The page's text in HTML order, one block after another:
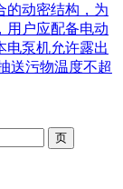
的动密结构，为
用户应配备电动
电泵机允许露出
送污物温度不超